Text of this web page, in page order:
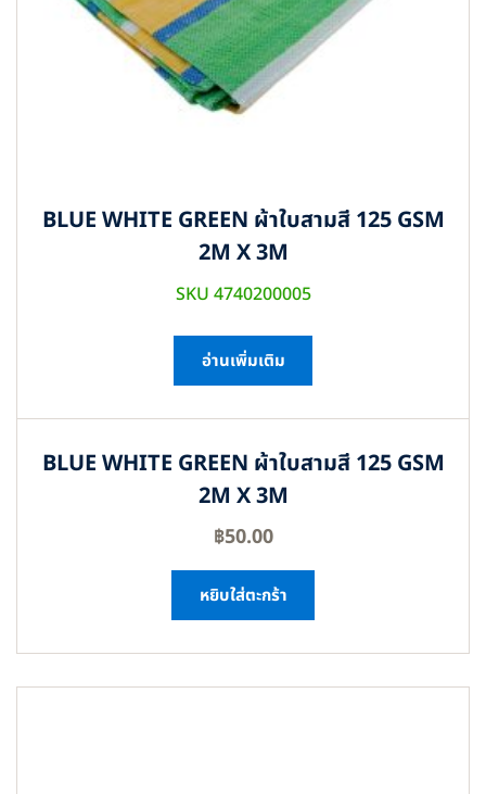
BLUE WHITE GREEN ผ้าใบสามสี 125 GSM
2M X 3M
SKU 4740200005
อ่านเพิ่มเติม
BLUE WHITE GREEN ผ้าใบสามสี 125 GSM
2M X 3M
฿50.00
หยิบใส่ตะกร้า